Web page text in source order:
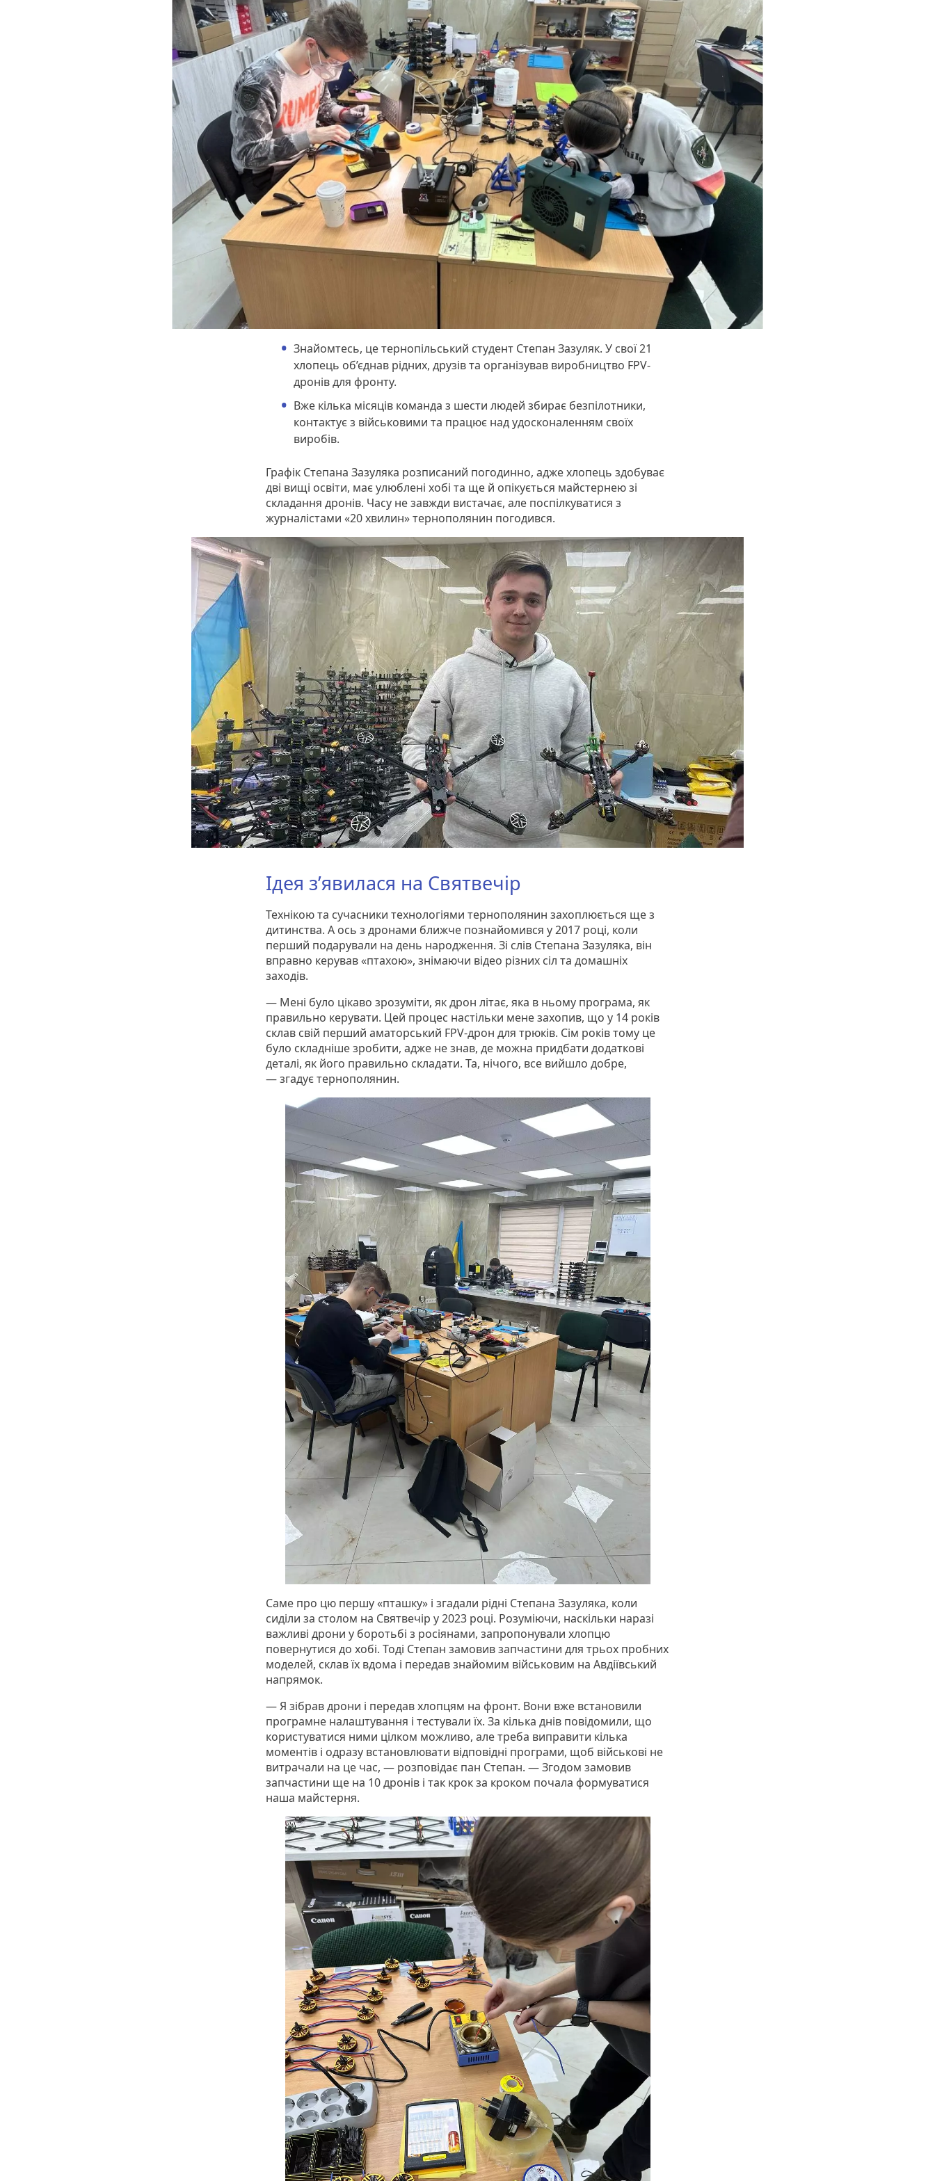
Знайомтесь, це тернопільський студент Степан Зазуляк. У свої 21
хлопець об’єднав рідних, друзів та організував виробництво FPV-
дронів для фронту.
Вже кілька місяців команда з шести людей збирає безпілотники,
контактує з військовими та працює над удосконаленням своїх
виробів.
Графік Степана Зазуляка розписаний погодинно, адже хлопець здобуває
дві вищі освіти, має улюблені хобі та ще й опікується майстернею зі
складання дронів. Часу не завжди вистачає, але поспілкуватися з
журналістами «20 хвилин» тернополянин погодився.
Ідея з’явилася на Святвечір
Технікою та сучасники технологіями тернополянин захоплюється ще з
дитинства. А ось з дронами ближче познайомився у 2017 році, коли
перший подарували на день народження. Зі слів Степана Зазуляка, він
вправно керував «птахою», знімаючи відео різних сіл та домашніх
заходів.
— Мені було цікаво зрозуміти, як дрон літає, яка в ньому програма, як
правильно керувати. Цей процес настільки мене захопив, що у 14 років
склав свій перший аматорський FPV-дрон для трюків. Сім років тому це
було складніше зробити, адже не знав, де можна придбати додаткові
деталі, як його правильно складати. Та, нічого, все вийшло добре,
— згадує тернополянин.
Саме про цю першу «пташку» і згадали рідні Степана Зазуляка, коли
сиділи за столом на Святвечір у 2023 році. Розуміючи, наскільки наразі
важливі дрони у боротьбі з росіянами, запропонували хлопцю
повернутися до хобі. Тоді Степан замовив запчастини для трьох пробних
моделей, склав їх вдома і передав знайомим військовим на Авдіївський
напрямок.
— Я зібрав дрони і передав хлопцям на фронт. Вони вже встановили
програмне налаштування і тестували їх. За кілька днів повідомили, що
користуватися ними цілком можливо, але треба виправити кілька
моментів і одразу встановлювати відповідні програми, щоб військові не
витрачали на це час, — розповідає пан Степан. — Згодом замовив
запчастини ще на 10 дронів і так крок за кроком почала формуватися
наша майстерня.